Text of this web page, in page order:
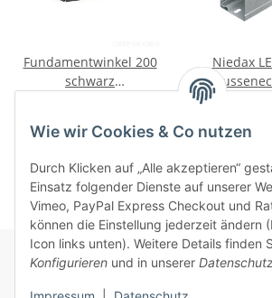
Wie wir Cookies & Co nutzen
Durch Klicken auf „Alle akzeptieren“
Einsatz folgender Dienste auf unserer
Vimeo, PayPal Express Checkout und
können die Einstellung jederzeit ändern
Icon links unten). Weitere Details finden
Konfigurieren und in unserer
Fundamentwinkel 200
schwarz
Niedax